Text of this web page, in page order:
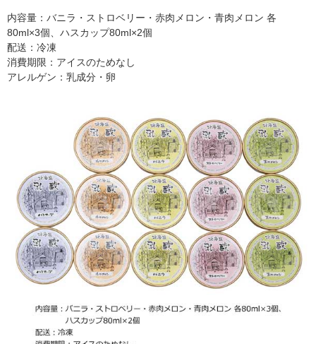
内容量：バニラ・ストロベリー・赤肉メロン・青肉メロン 各
80ml×3個、ハスカップ80ml×2個
配送：冷凍
消費期限：アイスのためなし
アレルゲン：乳成分・卵